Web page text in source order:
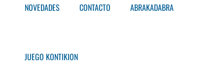
NOVEDADES CONTACTO ABRAKADABRA
JUEGO KONTIKION